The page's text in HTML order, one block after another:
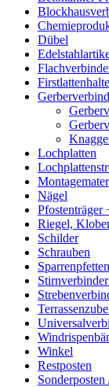
Dübel
Lochplatten
Nägel
Pfostenträger
Riegel,
Schilder
Schrauben
Winkel
Restposten